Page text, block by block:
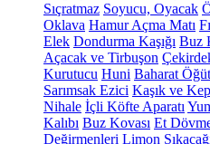
Sıçratmaz Soyucu, Oyacak
Oklava Hamur Açma Matı
Elek Dondurma Kaşığı Buz
Açacak ve Tirbuşon
Kurutucu Huni Baharat
Sarımsak Ezici Kaşık ve
Nihale İçli Köfte Aparatı
Kalıbı Buz Kovası Et
Değirmenleri Limon